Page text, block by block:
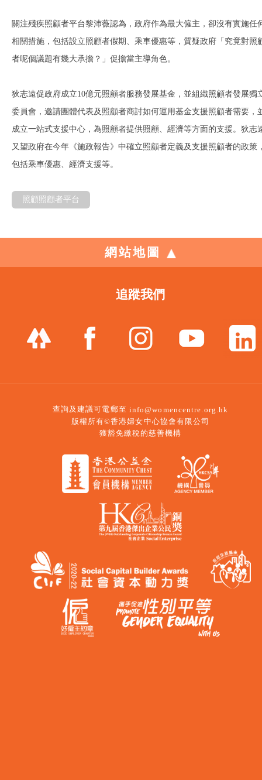
關注殘疾照顧者平台黎沛薇認為，政府作為最大僱主，卻沒有實施任
相關措施，包括設立照顧者假期、乘車優惠等，質疑政府「究竟對照
者呢個議題有幾大承擔？」促擔當主導角色。
狄志遠促政府成立10億元照顧者服務發展基金，並組織照顧者發展獨
委員會，邀請團體代表及照顧者商討如何運用基金支援照顧者需要，
成立一站式支援中心，為照顧者提供照顧、經濟等方面的支援。狄志
又望政府在今年《施政報告》中確立照顧者定義及支援照顧者的政策
包括乘車優惠、經濟支援等。
照顧照顧者平台
網站地圖
追蹤我們
查詢及建議可電郵至 info@womencentre.org.hk
版權所有©香港婦女中心協會有限公司
獲豁免繳稅的慈善機構